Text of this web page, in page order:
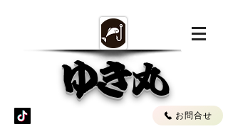
ゆき丸
お問合せ